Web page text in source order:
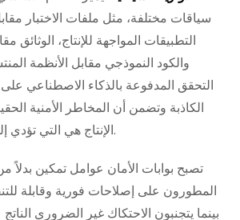
سياقات مختلفة، مثل ملفات الاختبار
التطبيقات المواجهة للإنتاج، الوثائق
والكود النموذجي مقابل الأنظمة
التحقق المدفوعة بالذكاء الاصطناعي على
الكاذبة وتضمن أن المخاطر الأمنية
الإنتاج هي التي تؤدي إلى تفعيل الحواجز.
تصبح بوابات الأمان عوامل تمكين بدلاً
المطورون على إصلاحات فورية وقابلة
بينما يتجنبون الاحتكاك غير الضروري الناتج